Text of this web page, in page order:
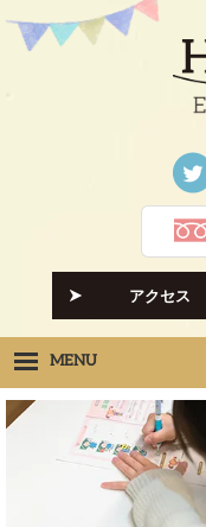
アクセス
MENU
Heartの想い HOPE
クラス紹介 CLASS
INSTRUCTORS